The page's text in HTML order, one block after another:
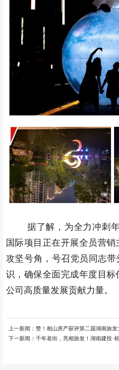
据了解，为全力冲刺
国际项目正在开展全员营
攻坚号角，号召党员同志
识，确保全面完成年度目
公司高质量发展贡献力量。
上一新闻： 赞！相山房产获评第二届湖南旅
下一新闻： 千年老街，亮相旅发！湖南建投·